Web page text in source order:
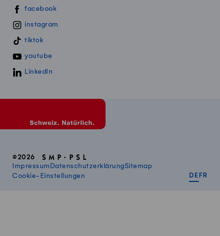
Swissmillk auf Social Media
facebook
instagram
tiktok
youtube
LinkedIn
©2026
Impressum DatenschutzerklärungSitemap
Cookie-Einstellungen
DE FR